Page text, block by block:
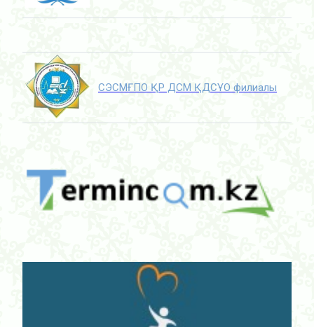
СЭСМҒПО ҚР ДСМ ҚДСҰО филиалы